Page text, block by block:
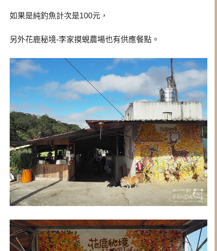
如果是純釣魚計次是100元，
另外花鹿秘境-李家摸蜆農場也有供應餐點。